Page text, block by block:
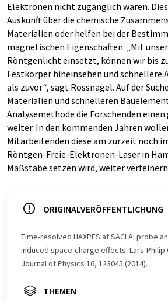
Elektronen nicht zugänglich waren.
Auskunft über die chemische
Materialien oder helfen bei der
magnetischen Eigenschaften. „Mit
Röntgenlicht einsetzt, können wir bis
Festkörper hineinsehen und schnellere
als zuvor“, sagt Rossnagel. Auf der
Materialien und schnelleren
Analysemethode die Forschenden
weiter. In den kommenden Jahren
Mitarbeitenden diese am zurzeit noch
Röntgen-Freie-Elektronen-Laser in
Maßstäbe setzen wird, weiter
ORIGINALVERÖFFENTLICHUNG
Time-resolved HAXPES at SACLA: probe
induced space-charge effects. Lars-Philip
Journal of Physics 16, 123045 (2014).
THEMEN